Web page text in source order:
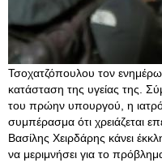
Τσοχατζόπουλου τον
κατάσταση της υγείας της.
του πρώην υπουργού, η
συμπέρασμα ότι χρειάζεται
Βασίλης Χειρδάρης κάνει
να μεριμνήσει για το